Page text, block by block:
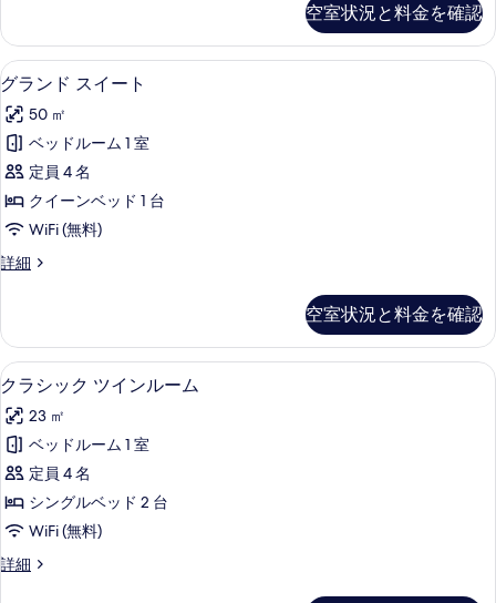
示
す
る
ス
イ
ー
ト
の
す
べ
て
の
を
表
示
す
る
ス
ス
タ
オ
ス
ー
ト
の
詳
細
空室状況と料金を確認
グ
ラ
ン
ド
ス
イ
ー
ト
す
べ
て
の
写
真
を
表
示
グランド スイート | リビング エリア
4
グランド スイート
50 ㎡
ベッドルーム 1 室
定員 4 名
クイーンベッド 1 台
WiFi (無料)
詳細
グ
ス
イ
ー
の
詳
空室状況と料金を確認
ク
ラ
シ
ッ
ク
ツ
イ
ン
クラシック ツインルーム | ミニバー
4
クラシック ツインルーム
23 ㎡
ベッドルーム 1 室
定員 4 名
シングルベッド 2 台
WiFi (無料)
詳細
ク